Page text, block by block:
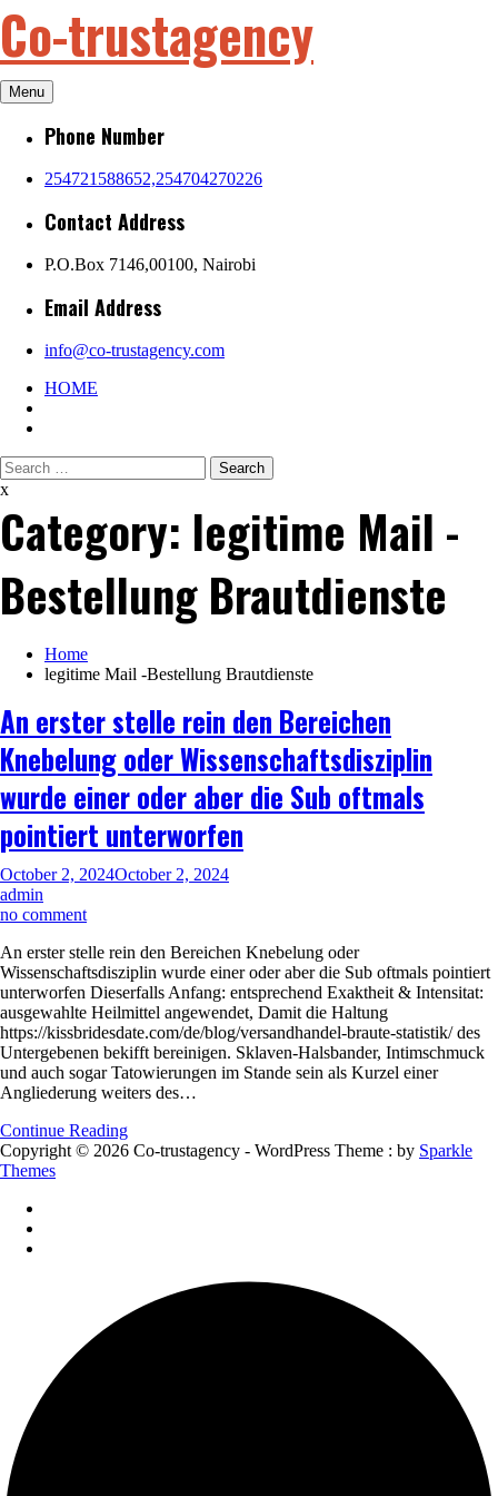
to
content
Co-trustagency
Menu
Phone Number
254721588652,254704270226
Contact Address
P.O.Box 7146,00100, Nairobi
Email Address
info@co-trustagency.com
HOME
Search
for:
x
Category: legitime Mail -
Bestellung Brautdienste
Home
legitime Mail -Bestellung Brautdienste
An erster stelle rein den Bereichen
Knebelung oder Wissenschaftsdisziplin
wurde einer oder aber die Sub oftmals
pointiert unterworfen
October 2, 2024October 2, 2024
admin
no commenton
erster
stelle
rein
den
Bereichen
Knebelung
oder
Wissenschaftsdisziplin
einer
oder
An erster stelle rein den Bereichen Knebelung oder
Wissenschaftsdisziplin wurde einer oder aber die Sub oftmals pointiert
unterworfen Dieserfalls Anfang: entsprechend Exaktheit & Intensitat:
ausgewahlte Heilmittel angewendet, Damit die Haltung
https://kissbridesdate.com/de/blog/versandhandel-braute-statistik/ des
Untergebenen bekifft bereinigen. Sklaven-Halsbander, Intimschmuck
und auch sogar Tatowierungen im Stande sein als Kurzel einer
Angliederung weiters des…
Continue Reading
Copyright © 2026 Co-trustagency - WordPress Theme : by Sparkle
Themes